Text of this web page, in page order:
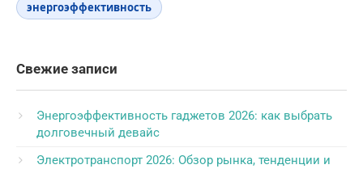
энергоэффективность
Свежие записи
Энергоэффективность гаджетов 2026: как выбрать
долговечный девайс
Электротранспорт 2026: Обзор рынка, тенденции и